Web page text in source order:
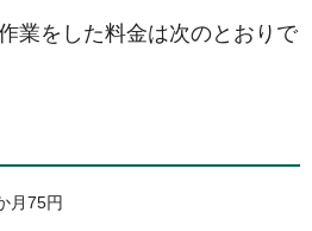
業をした料金は次のとおりで
月75円